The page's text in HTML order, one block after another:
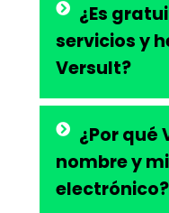
¿Es
servicios y
Versult?
¿Por qué
nombre y